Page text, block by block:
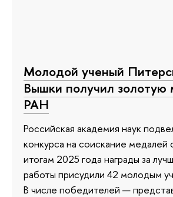
Молодой ученый
Вышки получил золотую
РАН
Российская академия наук
конкурса на соискание
итогам 2025 года награды за
работы присудили 42 молодым
В числе победителей —